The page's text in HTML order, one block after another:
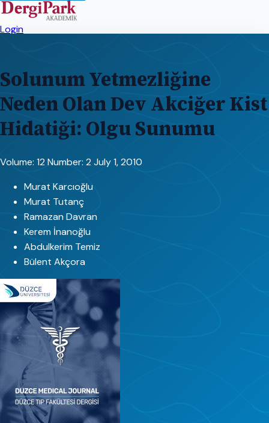
Login
Solunum Yetmezliğine
Neden Olan Dev Akciğer Kist
Hidatiği: Olgu Sunumu
Volume: 12 Number: 2 July 1, 2010
Murat Karcıoğlu
Murat Tutanç
Ramazan Davran
Kerem İnanoğlu
Abdulkerim Temiz
Bülent Akçora